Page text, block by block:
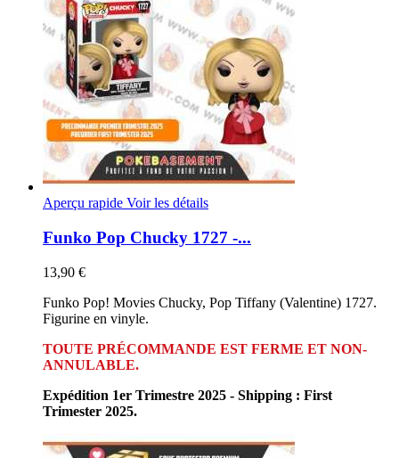
Aperçu rapide Voir les détails
Funko Pop Chucky 1727 -...
13,90 €
Funko Pop! Movies Chucky, Pop Tiffany (Valentine) 1727.
Figurine en vinyle.
TOUTE PRÉCOMMANDE EST FERME ET NON-
ANNULABLE.
Expédition 1er Trimestre 2025 - Shipping : First
Trimester 2025.